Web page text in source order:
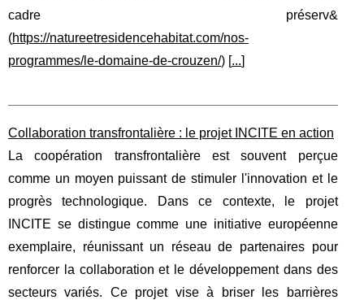
cadre préserv&
(https://natureetresidencehabitat.com/nos-
programmes/le-domaine-de-crouzen/) [...]
Collaboration transfrontalière : le projet INCITE en action
La coopération transfrontalière est souvent perçue
comme un moyen puissant de stimuler l'innovation et le
progrès technologique. Dans ce contexte, le projet
INCITE se distingue comme une initiative européenne
exemplaire, réunissant un réseau de partenaires pour
renforcer la collaboration et le développement dans des
secteurs variés. Ce projet vise à briser les barrières